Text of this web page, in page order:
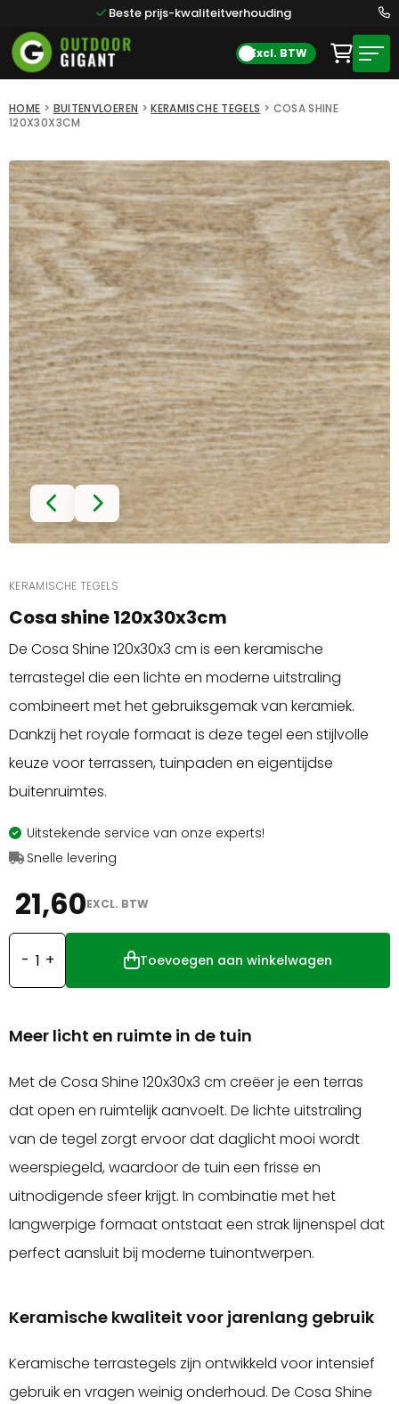
Beste prijs-kwaliteitverhouding
Excl. BTW
HOME > BUITENVLOEREN >KERAMISCHE TEGELS > COSA SHINE
120X30X3CM
KERAMISCHE TEGELS
Cosa shine 120x30x3cm
De Cosa Shine 120x30x3 cm is een keramische
terrastegel die een lichte en moderne uitstraling
combineert met het gebruiksgemak van keramiek.
Dankzij het royale formaat is deze tegel een stijlvolle
keuze voor terrassen, tuinpaden en eigentijdse
buitenruimtes.
Uitstekende service van onze experts!
Snelle levering
21,60EXCL. BTW
Cosa
shine
aantal
Toevoegen aan winkelwagen
Meer licht en ruimte in de tuin
Met de Cosa Shine 120x30x3 cm creëer je een terras
dat open en ruimtelijk aanvoelt. De lichte uitstraling
van de tegel zorgt ervoor dat daglicht mooi wordt
weerspiegeld, waardoor de tuin een frisse en
uitnodigende sfeer krijgt. In combinatie met het
langwerpige formaat ontstaat een strak lijnenspel dat
perfect aansluit bij moderne tuinontwerpen.
Keramische kwaliteit voor jarenlang gebruik
Keramische terrastegels zijn ontwikkeld voor intensief
gebruik en vragen weinig onderhoud. De Cosa Shine